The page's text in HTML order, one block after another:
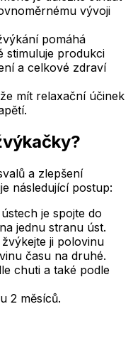
vývoji
pomáhá
stimuluje produkci
a celkové zdraví
mít relaxační účinek
a zlepšení
následující postup:
je spojte do
jednu stranu úst.
ji polovinu
času na druhé.
chuti a také podle
2 měsíců.